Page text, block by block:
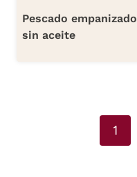
Pescado empanizado
sin aceite
1